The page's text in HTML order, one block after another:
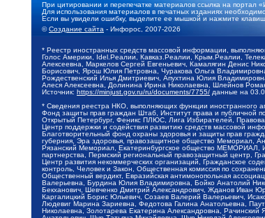
При цитировании и перепечатке материалов ссылка на портал
Для использования материалов в печатных изданиях
Если вы увидели ошибку, выделите ее мышкой и нажмите
©Создание сайта - Инфорос, 2007-2026
* Реестр иностранных средств массовой информации,
Голос Америки, Idel.Реалии, Кавказ.Реалии, Крым.Реалии,
Алексеевна, Маркелов Сергей Евгеньевич, Камалягин Денис
Борисович, Ярош Юлия Петровна, Чуракова Ольга
Рождественский Илья Дмитриевич, Апухтина Юлия
Алеся Алексеевна, Долинина Ирина Николаевна, Шлейнов
Источник: https://minjust.gov.ru/ru/documents/7755/ данные на
* Сведения реестра НКО, выполняющих функции иностранного
Фонд защиты прав граждан Штаб, Институт права и публичной
Открытый Петербург, Феникс ПЛЮС, Лига Избирателей,
Центр поддержки и содействия развитию средств массовой
Благотворительный фонд охраны здоровья и защиты прав
губерния, Эра здоровья, правозащитное общество Мемориал,
Рязанский Мемориал, Екатеринбургское общество МЕМОРИАЛ,
партнерства, Пермский региональный правозащитный центр,
Центр развития некоммерческих организаций, Гражданское
контроль, Человек и Закон, Общественная комиссия по
Общественный вердикт, Евразийская антимонопольная
Валерьевна, Бурдина Юлия Владимировна, Бойко Анатолий
Бекханович, Шевченко Дмитрий Александрович, Жданов Иван
Каргалицкий Борис Юльевич, Созаев Валерий Валерьевич,
Людевиг Марина Зариевна, Федотова Галина Анатольевна,
Николаевна, Золотарева Екатерина Александровна,